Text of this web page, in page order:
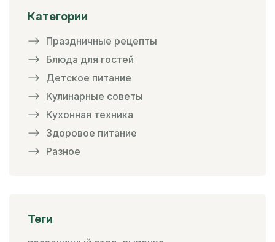
Категории
Праздничные рецепты
Блюда для гостей
Детское питание
Кулинарные советы
Кухонная техника
Здоровое питание
Разное
Теги